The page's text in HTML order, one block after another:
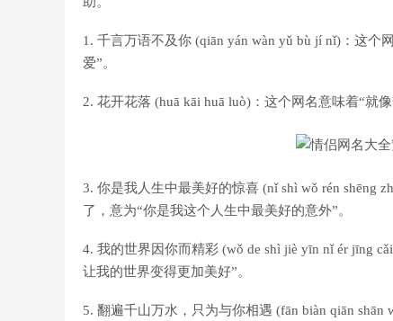
1. 千言万语不及你 (qiān yán wàn yǔ bù jí nǐ)：这个
爱”。
2. 花开花落 (huā kāi huā luò)：这个网名意味着“就
3. 你是我人生中最美好的惊喜 (nǐ shì wǒ rén shēng
了，意为“你是我这个人生中最美好的意外”。
4. 我的世界因你而精彩 (wǒ de shì jiè yīn nǐ ér jīng
让我的世界变得更加美好”。
5. 翻遍千山万水，只为与你相遇 (fān biàn qiān